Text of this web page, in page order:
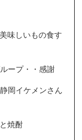
味しいもの食す
ープ・・感謝
岡イケメンさん
焼酎